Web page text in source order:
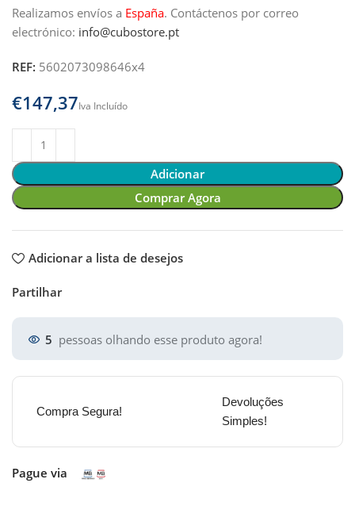
Realizamos envíos a España. Contáctenos por correo
electrónico: info@cubostore.pt
REF: 5602073098646x4
€
Adicionar
Comprar Agora
Adicionar a lista de desejos
Partilhar
5 pessoas olhando esse produto agora!
Compra Segura!
Devoluções
Simples!
Pague via